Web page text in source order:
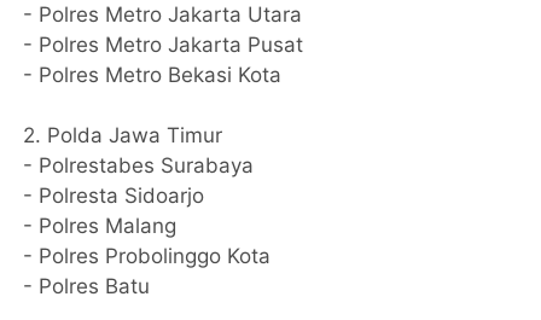
- Polres Metro Jakarta Utara
- Polres Metro Jakarta Pusat
- Polres Metro Bekasi Kota
2. Polda Jawa Timur
- Polrestabes Surabaya
- Polresta Sidoarjo
- Polres Malang
- Polres Probolinggo Kota
- Polres Batu